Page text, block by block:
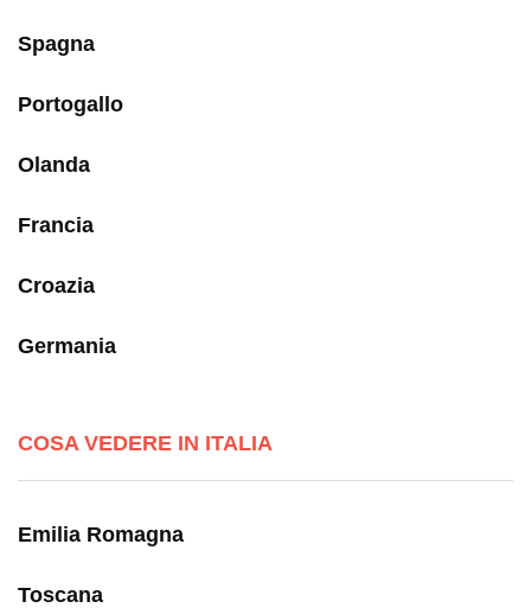
Spagna
Portogallo
Olanda
Francia
Croazia
Germania
COSA VEDERE IN ITALIA
Emilia Romagna
Toscana